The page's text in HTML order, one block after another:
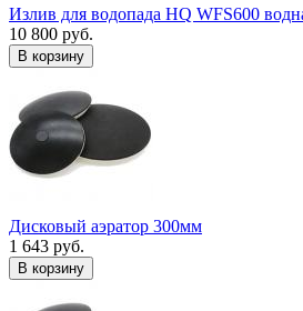
Излив для водопада HQ WFS600
10 800 руб.
В корзину
Дисковый аэратор 300мм
1 643 руб.
В корзину